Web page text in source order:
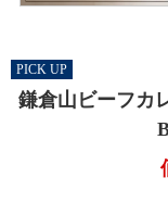
PICK UP
鎌倉山ビーフカ